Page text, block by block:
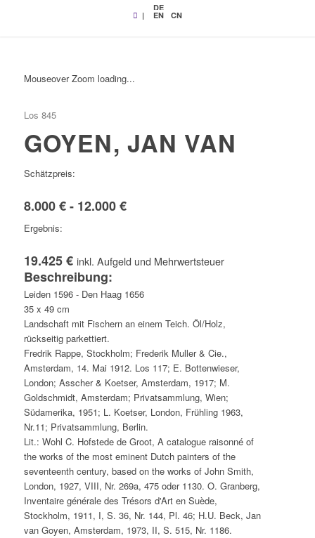
|
DE
EN CN
Mouseover Zoom loading...
Los 845
GOYEN, JAN VAN
Schätzpreis:
8.000 € - 12.000 €
Ergebnis:
19.425 € inkl. Aufgeld und Mehrwertsteuer
Beschreibung:
Leiden 1596 - Den Haag 1656
35 x 49 cm
Landschaft mit Fischern an einem Teich. Öl/Holz,
rückseitig parkettiert.
Fredrik Rappe, Stockholm; Frederik Muller & Cie.,
Amsterdam, 14. Mai 1912. Los 117; E. Bottenwieser,
London; Asscher & Koetser, Amsterdam, 1917; M.
Goldschmidt, Amsterdam; Privatsammlung, Wien;
Südamerika, 1951; L. Koetser, London, Frühling 1963,
Nr.11; Privatsammlung, Berlin.
Lit.: Wohl C. Hofstede de Groot, A catalogue raisonné of
the works of the most eminent Dutch painters of the
seventeenth century, based on the works of John Smith,
London, 1927, VIII, Nr. 269a, 475 oder 1130. O. Granberg,
Inventaire générale des Trésors d'Art en Suède,
Stockholm, 1911, I, S. 36, Nr. 144, Pl. 46; H.U. Beck, Jan
van Goyen, Amsterdam, 1973, II, S. 515, Nr. 1186.